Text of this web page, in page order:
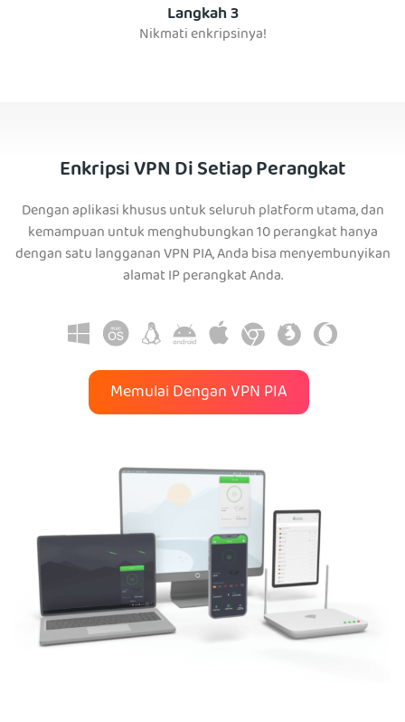
Langkah 3
Nikmati enkripsinya!
Enkripsi VPN Di Setiap Perangkat
Dengan aplikasi khusus untuk seluruh platform utama, dan
kemampuan untuk menghubungkan 10 perangkat hanya
dengan satu langganan VPN PIA, Anda bisa menyembunyikan
alamat IP perangkat Anda.
Memulai Dengan VPN PIA